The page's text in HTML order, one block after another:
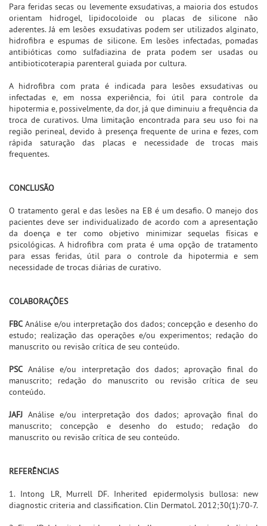
Para feridas secas ou levemente exsudativas, a maioria dos estudos
orientam hidrogel, lipidocoloide ou placas de silicone não
aderentes. Já em lesões exsudativas podem ser utilizados alginato,
hidrofibra e espumas de silicone. Em lesões infectadas, pomadas
antibióticas como sulfadiazina de prata podem ser usadas ou
antibioticoterapia parenteral guiada por cultura.
A hidrofibra com prata é indicada para lesões exsudativas ou
infectadas e, em nossa experiência, foi útil para controle da
hipotermia e, possivelmente, da dor, já que diminuiu a frequência da
troca de curativos. Uma limitação encontrada para seu uso foi na
região perineal, devido à presença frequente de urina e fezes, com
rápida saturação das placas e necessidade de trocas mais
frequentes.
CONCLUSÃO
O tratamento geral e das lesões na EB é um desafio. O manejo dos
pacientes deve ser individualizado de acordo com a apresentação
da doença e ter como objetivo minimizar sequelas físicas e
psicológicas. A hidrofibra com prata é uma opção de tratamento
para essas feridas, útil para o controle da hipotermia e sem
necessidade de trocas diárias de curativo.
COLABORAÇÕES
FBC Análise e/ou interpretação dos dados; concepção e desenho do
estudo; realização das operações e/ou experimentos; redação do
manuscrito ou revisão crítica de seu conteúdo.
PSC Análise e/ou interpretação dos dados; aprovação final do
manuscrito; redação do manuscrito ou revisão crítica de seu
conteúdo.
JAFJ Análise e/ou interpretação dos dados; aprovação final do
manuscrito; concepção e desenho do estudo; redação do
manuscrito ou revisão crítica de seu conteúdo.
REFERÊNCIAS
1. Intong LR, Murrell DF. Inherited epidermolysis bullosa: new
diagnostic criteria and classification. Clin Dermatol. 2012;30(1):70-7.